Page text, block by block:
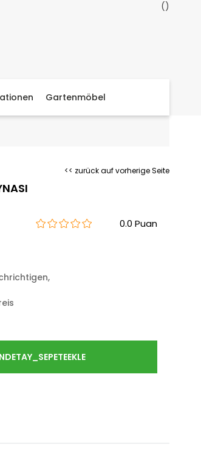
Gartenmöbel
<< zurück auf vorherige Seite
0.0